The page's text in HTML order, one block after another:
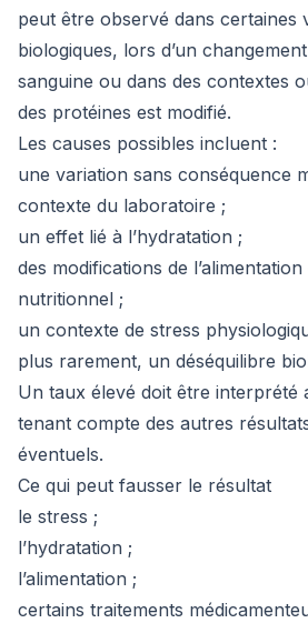
peut être observé dans certaines
biologiques, lors d’un
sanguine ou dans des contextes
des protéines est modifié.
Les causes possibles incluent :
une variation sans conséquence
contexte du laboratoire ;
un effet lié à l’hydratation ;
des modifications de l’alimentation
nutritionnel ;
un contexte de stress
plus rarement, un déséquilibre
Un taux élevé doit être interprété
tenant compte des autres
éventuels.
Ce qui peut fausser le résultat
le stress ;
l’hydratation ;
l’alimentation ;
certains traitements